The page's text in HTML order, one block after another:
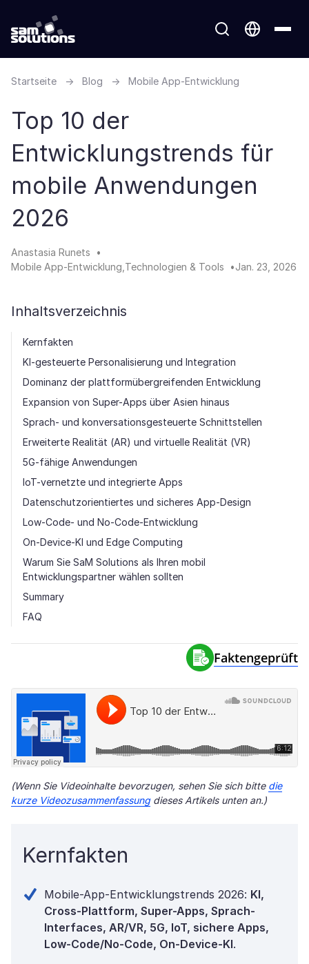
Startseite → Blog → Mobile App-Entwicklung
Top 10 der
Entwicklungstrends für
mobile Anwendungen
2026
Anastasia Runets
Mobile App-Entwicklung Technologien & Tools Jan. 23, 2026
Inhaltsverzeichnis
Kernfakten
KI-gesteuerte Personalisierung und Integration
Dominanz der plattformübergreifenden Entwicklung
Expansion von Super-Apps über Asien hinaus
Sprach- und konversationsgesteuerte Schnittstellen
Erweiterte Realität (AR) und virtuelle Realität (VR)
5G-fähige Anwendungen
IoT-vernetzte und integrierte Apps
Datenschutzorientiertes und sicheres App-Design
Low-Code- und No-Code-Entwicklung
On-Device-KI und Edge Computing
Warum Sie SaM Solutions als Ihren mobil
Entwicklungspartner wählen sollten
Summary
FAQ
Faktengeprüft
(Wenn Sie Videoinhalte bevorzugen, sehen Sie sich bitte die
kurze Videozusammenfassungdieses Artikels unten an.)
Kernfakten
Mobile-App-Entwicklungstrends 2026: KI,
Cross-Plattform, Super-Apps, Sprach-
Interfaces, AR/VR, 5G, IoT, sichere Apps,
Low-Code/No-Code, On-Device-KI.